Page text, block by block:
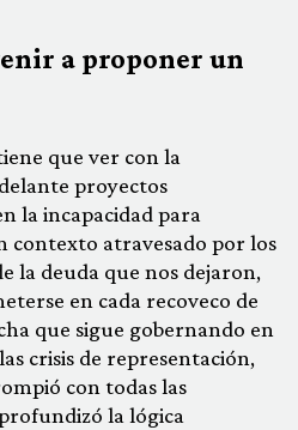
a proponer un
que ver con la
proyectos
la incapacidad para
contexto atravesado por los
la deuda que nos dejaron,
en cada recoveco de
que sigue gobernando en
crisis de representación,
con todas las
la lógica